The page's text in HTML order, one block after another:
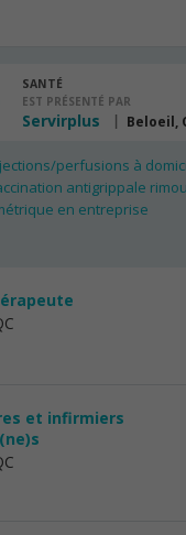
SANTÉ
EST PRÉSENTÉ PAR
Servirplus Beloeil,
perfusions à
antigrippale
en entreprise
et infirmiers